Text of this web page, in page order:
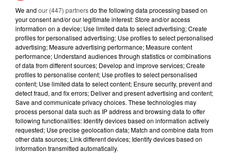
5 août 2026
MOUCHES : LES 5 RÉFLEXES À
ADOPTER POUR ÉVITER
L'INVASION CET ÉTÉ...
4 août 2026
ÉCLIPSE SOLAIRE DU 12 AOÛT : LA
RUÉE VERS LES LUNETTES DE...
We and our (447) partnersdo the following data processing based on
your consent and/or our legitimate interest: Store and/or access
information on a device; Use limited data to select advertising; Create
profiles for personalised advertising; Use profiles to select personalised
advertising; Measure advertising performance; Measure content
performance; Understand audiences through statistics or combinations
of data from different sources; Develop and improve services; Create
profiles to personalise content; Use profiles to select personalised
content; Use limited data to select content; Ensure security, prevent and
detect fraud, and fix errors; Deliver and present advertising and content;
Save and communicate privacy choices. These technologies may
process personal data such as IP address and browsing data to offer
following functionalities: Identify devices based on information actively
requested; Use precise geolocation data; Match and combine data from
other data sources; Link different devices; Identify devices based on
information transmitted automatically.